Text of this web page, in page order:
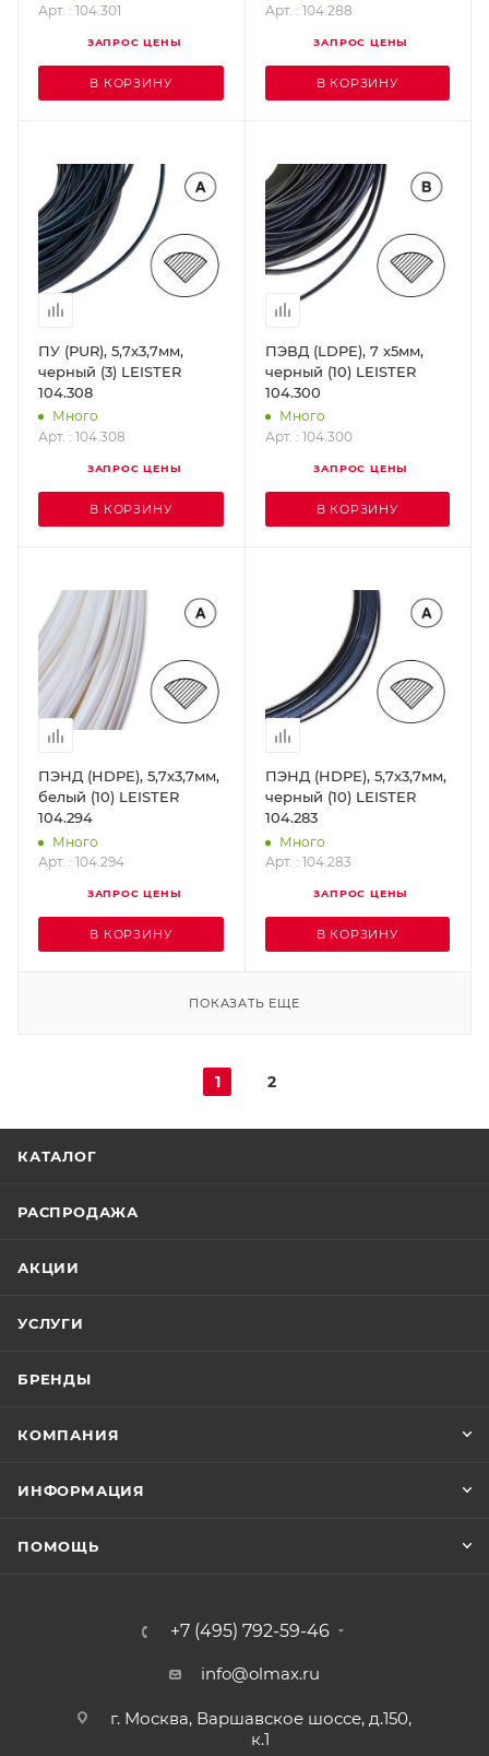
Арт. : 104.301
ЗАПРОС ЦЕНЫ
В КОРЗИНУ
Арт. : 104.288
ЗАПРОС ЦЕНЫ
В КОРЗИНУ
ПУ (РUR), 5,7х3,7мм,
черный (3) LEISTER
104.308
Много
Арт. : 104.308
ЗАПРОС ЦЕНЫ
В КОРЗИНУ
ПЭВД (LDPE), 7 х5мм,
черный (10) LEISTER
104.300
Много
Арт. : 104.300
ЗАПРОС ЦЕНЫ
В КОРЗИНУ
ПЭНД (HDPE), 5,7х3,7мм,
белый (10) LEISTER
104.294
Много
Арт. : 104.294
ЗАПРОС ЦЕНЫ
В КОРЗИНУ
ПЭНД (HDPE), 5,7х3,7мм,
черный (10) LEISTER
104.283
Много
Арт. : 104.283
ЗАПРОС ЦЕНЫ
В КОРЗИНУ
ПОКАЗАТЬ ЕЩЕ
1 2
КАТАЛОГ
РАСПРОДАЖА
АКЦИИ
УСЛУГИ
БРЕНДЫ
КОМПАНИЯ
ИНФОРМАЦИЯ
ПОМОЩЬ
+7 (495) 792-59-46
info@olmax.ru
г. Москва, Варшавское шоссе, д.150,
к.1